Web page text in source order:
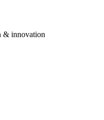
& innovation